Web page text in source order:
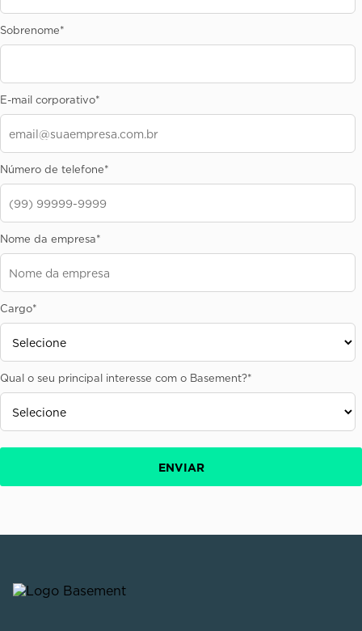
Sobrenome*
E-mail corporativo*
Número de telefone*
Nome da empresa*
Cargo*
Qual o seu principal interesse com o Basement?*